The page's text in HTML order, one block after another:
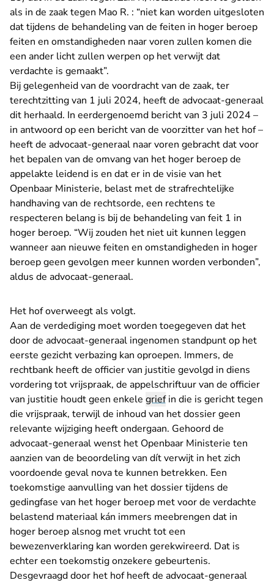
als in de zaak tegen Mao R. : “niet kan worden uitgesloten
dat tijdens de behandeling van de feiten in hoger beroep
feiten en omstandigheden naar voren zullen komen die
een ander licht zullen werpen op het verwijt dat
verdachte is gemaakt”.
Bij gelegenheid van de voordracht van de zaak, ter
terechtzitting van 1 juli 2024, heeft de advocaat-generaal
dit herhaald. In eerdergenoemd bericht van 3 juli 2024 –
in antwoord op een bericht van de voorzitter van het hof –
heeft de advocaat-generaal naar voren gebracht dat voor
het bepalen van de omvang van het hoger beroep de
appelakte leidend is en dat er in de visie van het
Openbaar Ministerie, belast met de strafrechtelijke
handhaving van de rechtsorde, een rechtens te
respecteren belang is bij de behandeling van feit 1 in
hoger beroep. “Wij zouden het niet uit kunnen leggen
wanneer aan nieuwe feiten en omstandigheden in hoger
beroep geen gevolgen meer kunnen worden verbonden”,
aldus de advocaat-generaal.
Het hof overweegt als volgt.
Aan de verdediging moet worden toegegeven dat het
door de advocaat-generaal ingenomen standpunt op het
eerste gezicht verbazing kan oproepen. Immers, de
rechtbank heeft de officier van justitie gevolgd in diens
vordering tot vrijspraak, de appelschriftuur van de officier
van justitie houdt geen enkele griefin die is gericht tegen
die vrijspraak, terwijl de inhoud van het dossier geen
relevante wijziging heeft ondergaan. Gehoord de
advocaat-generaal wenst het Openbaar Ministerie ten
aanzien van de beoordeling van dít verwijt in het zich
voordoende geval nova te kunnen betrekken. Een
toekomstige aanvulling van het dossier tijdens de
gedingfase van het hoger beroep met voor de verdachte
belastend materiaal kán immers meebrengen dat in
hoger beroep alsnog met vrucht tot een
bewezenverklaring kan worden gerekwireerd. Dat is
echter een toekomstig onzekere gebeurtenis.
Desgevraagd door het hof heeft de advocaat-generaal